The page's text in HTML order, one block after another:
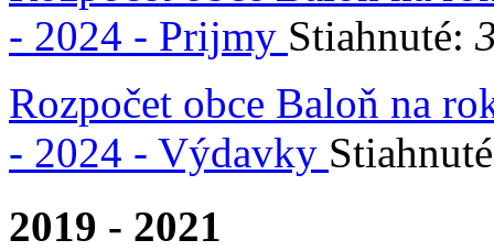
- 2024 - Prijmy Stiahnuté:
Rozpočet obce Baloň na
- 2024 - Výdavky
2019 - 2021